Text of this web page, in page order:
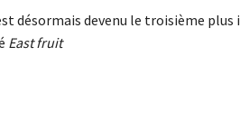
désormais devenu le troisième
East fruit